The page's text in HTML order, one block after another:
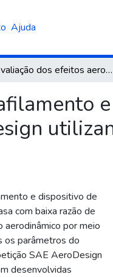
Ajuda
Avaliação dos efeitos aerodinâmicos a partir do afilamento e dispositivo de ponta de asa a um vant de competição aerodesign utilizando asa com baixa razão de aspecto
e dispositivo de
com baixa razão de
por meio
os parâmetros do
SAE AeroDesign
desenvolvidas